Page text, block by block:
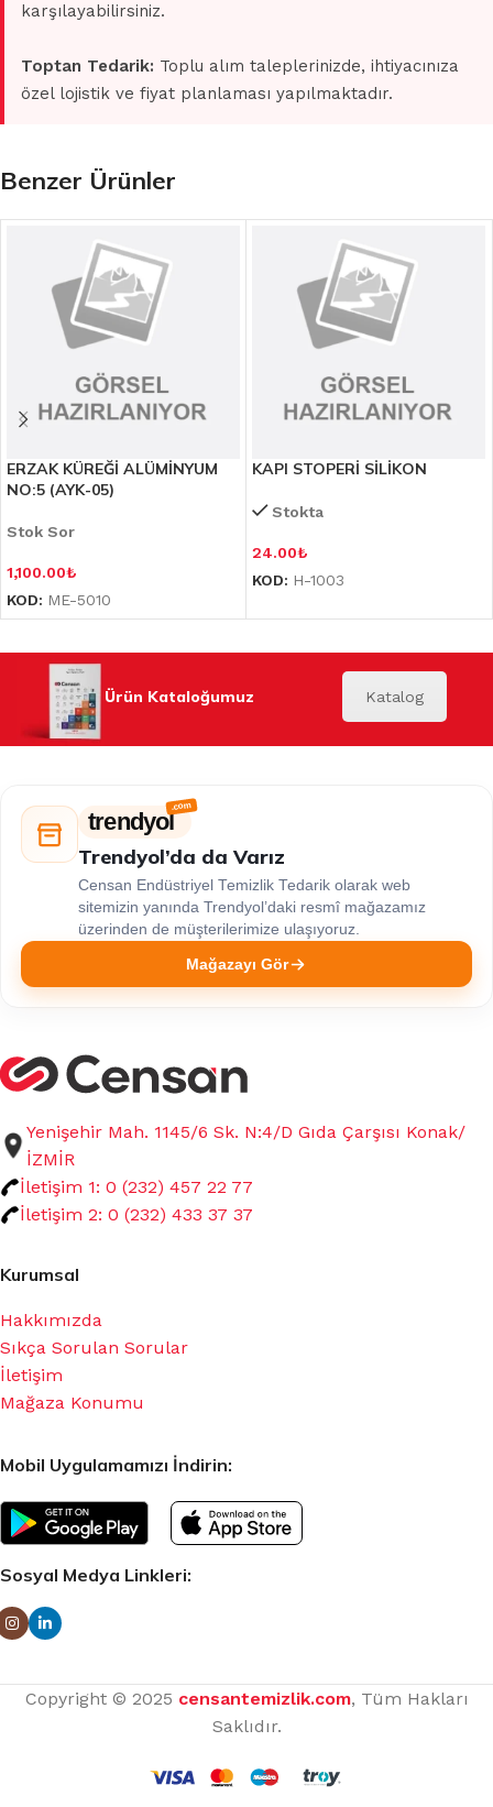
karşılayabilirsiniz.
Toptan Tedarik: Toplu alım taleplerinizde, ihtiyacınıza
özel lojistik ve fiyat planlaması yapılmaktadır.
Benzer Ürünler
ERZAK KÜREĞİ ALÜMİNYUM
NO:5 (AYK-05)
Stok Sor
1,100.00₺
KOD: ME-5010
KAPI STOPERİ SİLİKON
Stokta
24.00₺
KOD: H-1003
Ürün Kataloğumuz Katalog
trendyol
Trendyol’da da Varız
Censan Endüstriyel Temizlik Tedarik olarak web
sitemizin yanında Trendyol’daki resmî mağazamız
üzerinden de müşterilerimize ulaşıyoruz.
Mağazayı Gör
Yenişehir Mah. 1145/6 Sk. N:4/D Gıda Çarşısı Konak/
İZMİR
İletişim 1: 0 (232) 457 22 77
İletişim 2: 0 (232) 433 37 37
Kurumsal
Hakkımızda
Sıkça Sorulan Sorular
İletişim
Mağaza Konumu
Mobil Uygulamamızı İndirin:
Sosyal Medya Linkleri:
Copyright © 2025 censantemizlik.com, Tüm Hakları
Saklıdır.